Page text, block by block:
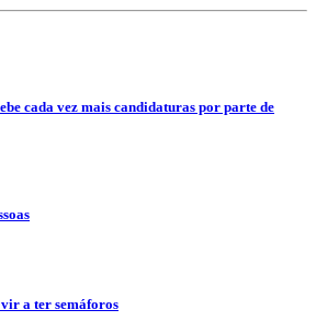
cada vez mais candidaturas por parte de
a ter semáforos